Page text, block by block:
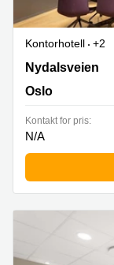
Kontorhotell
+2
28
Nydalsveien
Oslo
Kontakt for pris:
N/A